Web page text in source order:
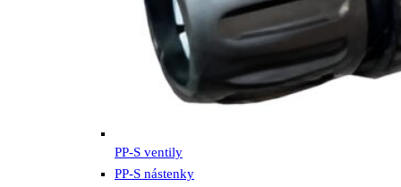
PP-S ventily
PP-S nástenky